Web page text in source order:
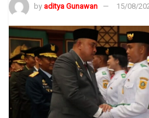
by aditya Gunawan 15/08/